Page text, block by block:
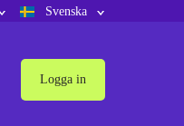
Svenska
Logga in